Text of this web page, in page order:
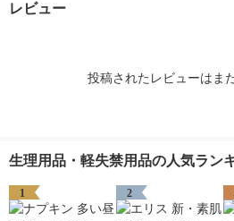
レビュー
投稿されたレビューはま
生理用品・軽失禁用品の人気ラン
1 2